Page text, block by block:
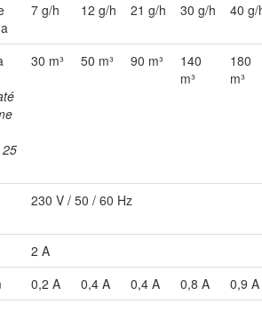
7 g/h 12 g/h 21 g/h 30 g/h 40 g/
30 m³ 50 m³ 90 m³
140
m³
180
m³
230 V / 50 / 60 Hz
2 A
0,2 A 0,4 A 0,4 A 0,8 A
0,9 A